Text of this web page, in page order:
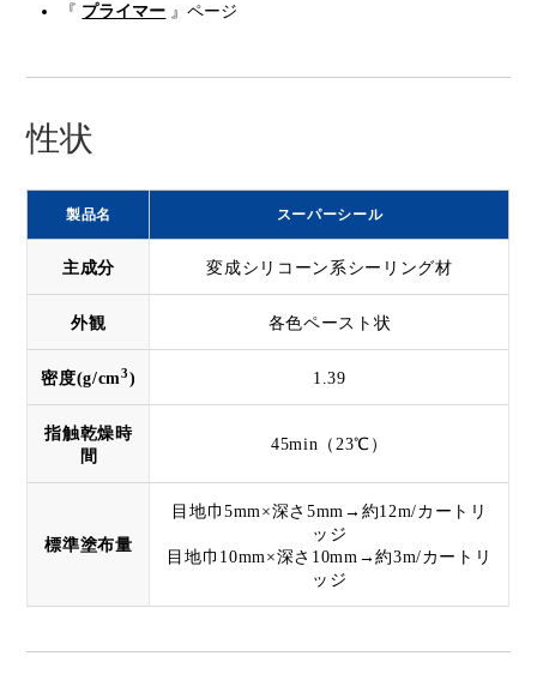
『 プライマー 』ページ
性状
製品名 スーパーシール
主成分 変成シリコーン系シーリング材
外観 各色ペースト状
密度(g/cm3) 1.39
指触乾燥時
間
45min（23℃）
標準塗布量
目地巾5mm×深さ5mm→約12m/カートリ
ッジ
目地巾10mm×深さ10mm→約3m/カートリ
ッジ